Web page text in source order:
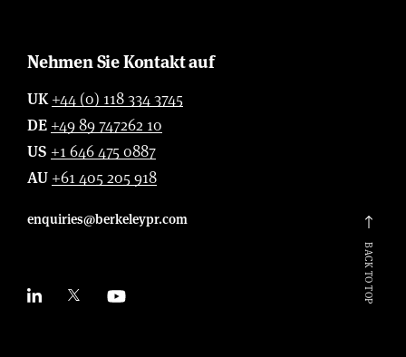
Nehmen Sie Kontakt auf
UK +44 (0) 118 334 3745
DE +49 89 747262 10
US +1 646 475 0887
AU +61 405 205 918
enquiries@berkeleypr.com
BACK TO TOP